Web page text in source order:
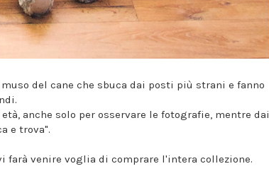
del cane che sbuca dai posti più strani e fanno
anche solo per osservare le fotografie, mentre dai
e trova".
farà venire voglia di comprare l'intera collezione.